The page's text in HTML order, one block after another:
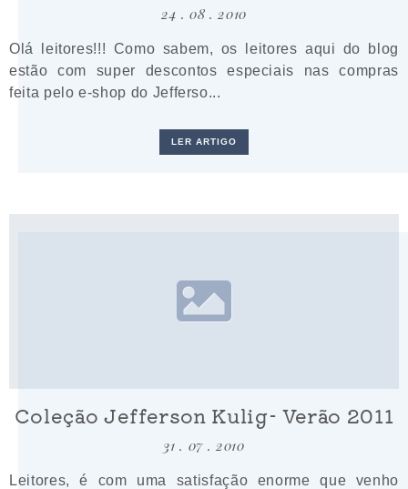
24 . 08 . 2010
Olá leitores!!! Como sabem, os leitores aqui do blog
estão com super descontos especiais nas compras
feita pelo e-shop do Jefferso...
LER ARTIGO
Coleção Jefferson Kulig- Verão 2011
31 . 07 . 2010
Leitores, é com uma satisfação enorme que venho